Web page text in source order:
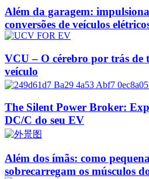
Além da garagem:
conversões de veículos
VCU – O cérebro por trás de
veículo
The Silent Power Broker:
DC/C do seu EV
Além dos ímãs: como
sobrecarregam os músculos